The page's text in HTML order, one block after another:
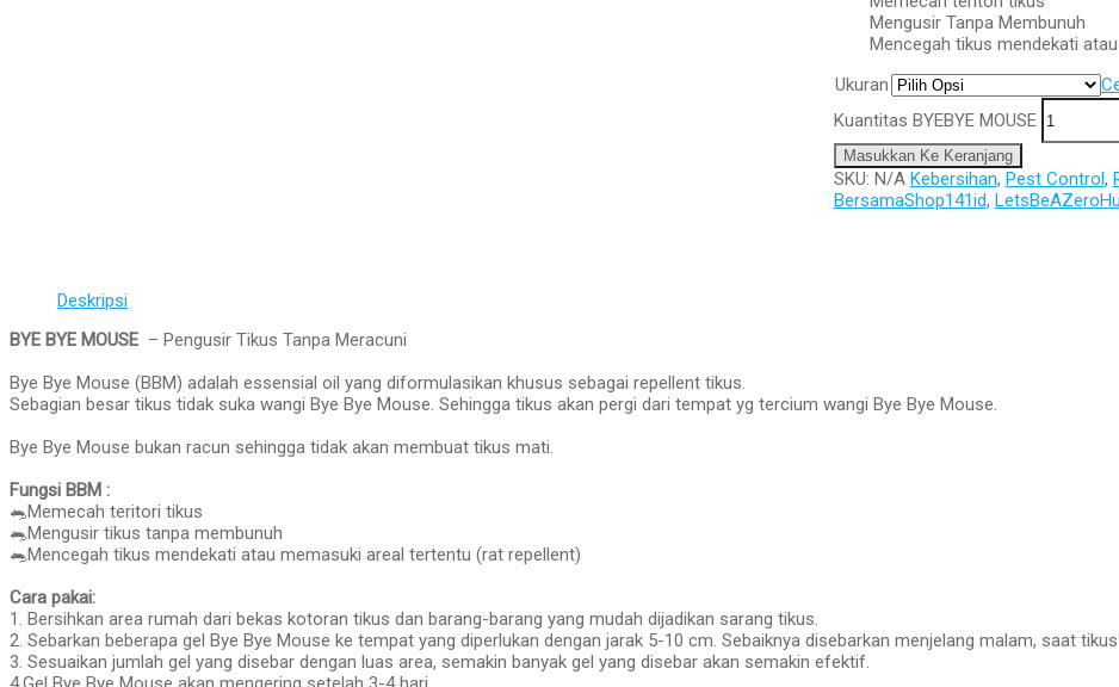
Mengusir Tanpa Membunuh
Mencegah tikus mendekati
Ukuran
Kuantitas BYEBYE MOUSE
Masukkan Ke Keranjang
SKU: N/A Kebersihan, Pest Control,
BersamaShop141id,
Deskripsi
BYE BYE MOUSE – Pengusir Tikus Tanpa Meracuni
Bye Bye Mouse (BBM) adalah essensial oil yang diformulasikan khusus sebagai repellent tikus.
Sebagian besar tikus tidak suka wangi Bye Bye Mouse. Sehingga tikus akan pergi dari tempat yg tercium wangi Bye Bye Mouse.
Bye Bye Mouse bukan racun sehingga tidak akan membuat tikus mati.
Fungsi BBM :
🐀Memecah teritori tikus
🐀Mengusir tikus tanpa membunuh
🐀Mencegah tikus mendekati atau memasuki areal tertentu (rat repellent)
Cara pakai:
1. Bersihkan area rumah dari bekas kotoran tikus dan barang-barang yang mudah dijadikan sarang tikus.
2. Sebarkan beberapa gel Bye Bye Mouse ke tempat yang diperlukan dengan jarak 5-10 cm. Sebaiknya disebarkan menjelang malam, saat
3. Sesuaikan jumlah gel yang disebar dengan luas area, semakin banyak gel yang disebar akan semakin efektif.